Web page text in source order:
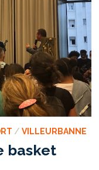
/ VILLEURBANNE
basket